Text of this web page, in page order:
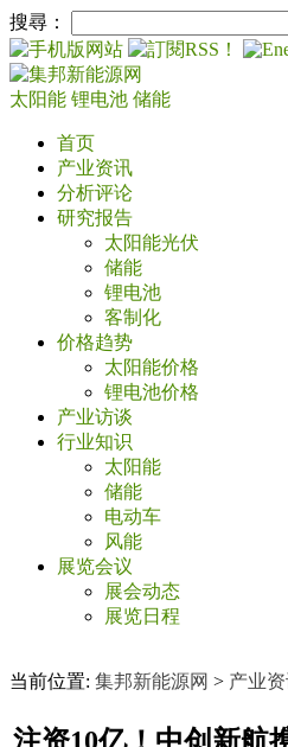
搜尋：
太阳能 锂电池 储能
首页
产业资讯
分析评论
研究报告
太阳能光伏
储能
锂电池
客制化
价格趋势
太阳能价格
锂电池价格
产业访谈
行业知识
太阳能
储能
电动车
风能
展览会议
展会动态
展览日程
当前位置: 集邦新能源网 > 产业